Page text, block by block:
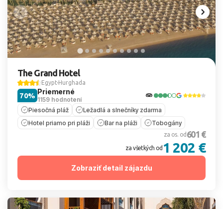
The Grand Hotel
Egypt Hurghada
Priemerné
1159 hodnotení
70%
Piesočná pláž
Ležadlá a slnečníky zdarma
Hotel priamo pri pláži
Bar na pláži Tobogány
za os. od 601 €
za všetkých od 1 202 €
Zobraziť detail zájazdu